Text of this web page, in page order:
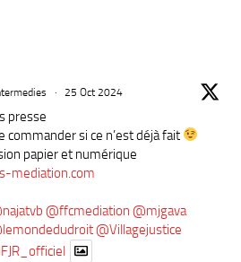
· 25 Oct 2024
presse
commander si ce n’est déjà fait
papier et numérique
mediation.com
@ffcmediation @mjgava
@Villagejustice